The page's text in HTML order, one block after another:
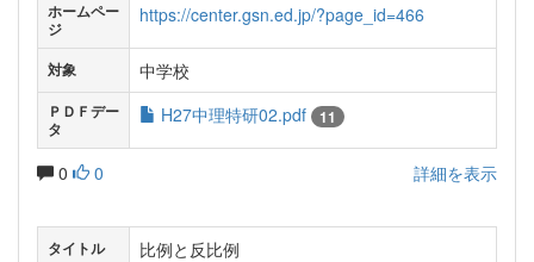
ホームペー
ジ
https://center.gsn.ed.jp/?page_id=466
対象 中学校
ＰＤＦデー
タ
H27中理特研02.pdf 11
0 0 詳細を表示
タイトル 比例と反比例